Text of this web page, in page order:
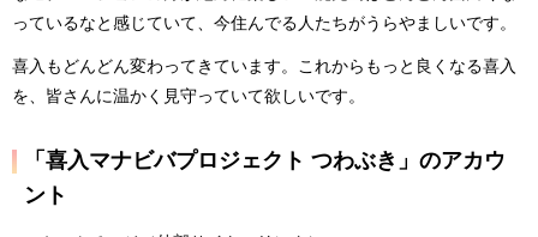
っているなと感じていて、今住んでる人たちがうらやましいです。
喜入もどんどん変わってきています。これからもっと良くなる喜入
を、皆さんに温かく見守っていて欲しいです。
「喜入マナビバプロジェクト つわぶき」のアカウ
ント